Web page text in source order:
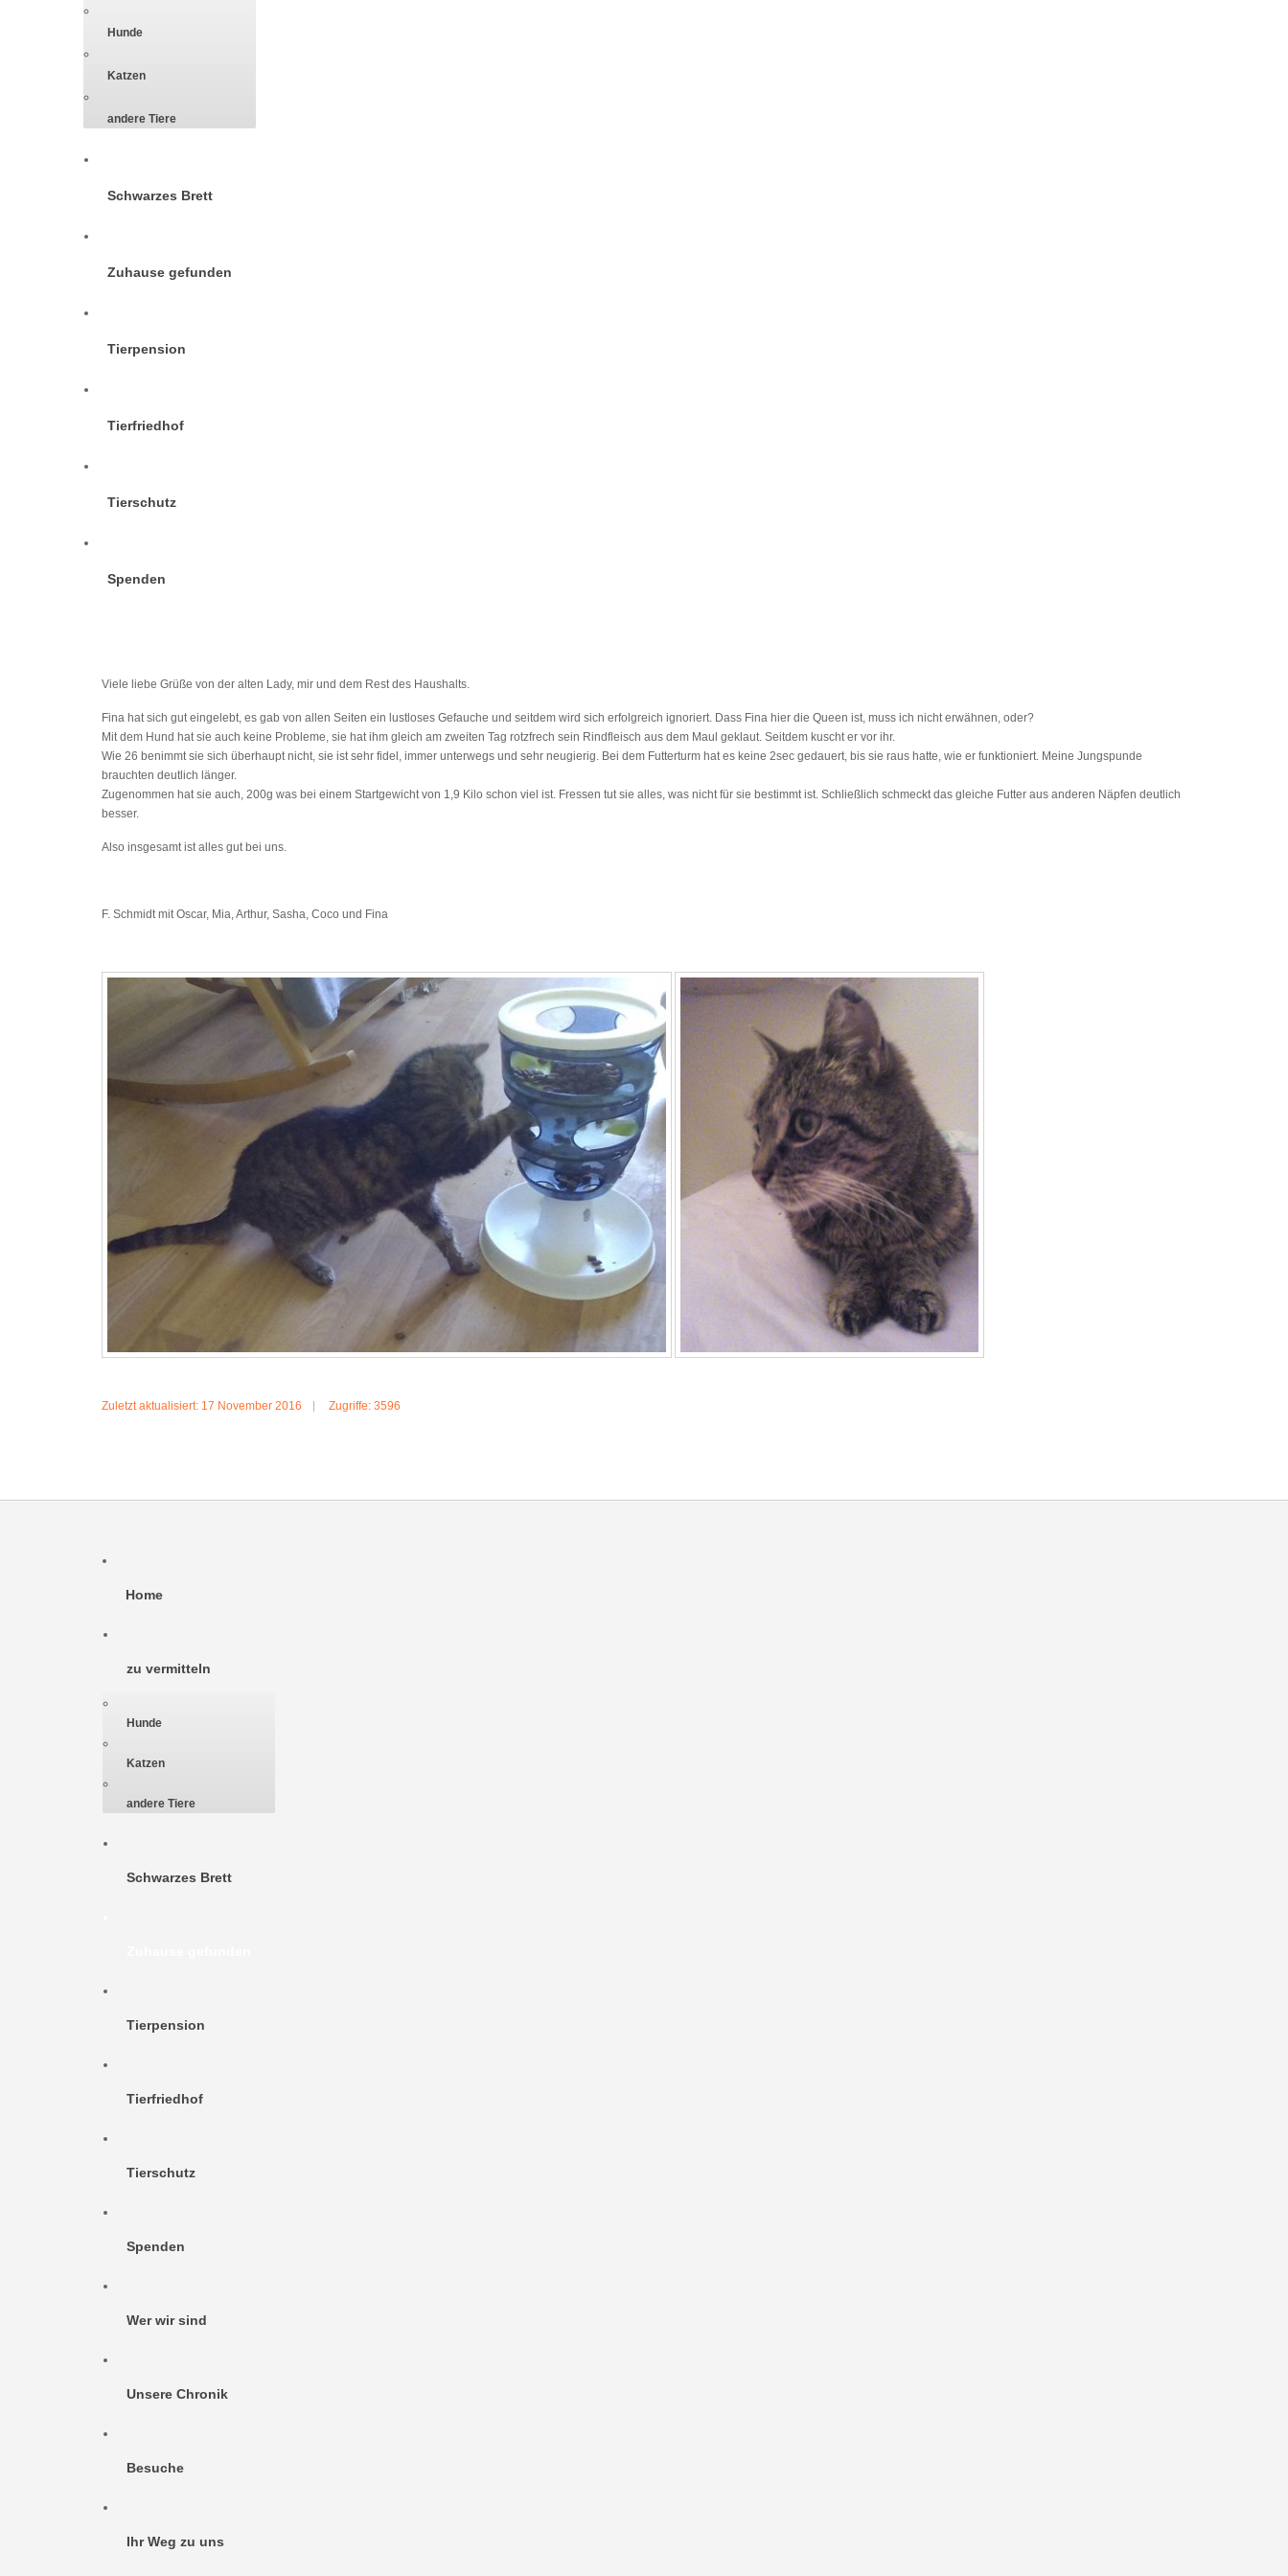
Hunde
Katzen
andere Tiere
Schwarzes Brett
Zuhause gefunden
Tierpension
Tierfriedhof
Tierschutz
Spenden
Viele liebe Grüße von der alten Lady, mir und dem Rest des Haushalts.
Fina hat sich gut eingelebt, es gab von allen Seiten ein lustloses Gefauche und seitdem wird sich erfolgreich ignoriert. Dass Fina hier die Queen ist, muss ich nicht erwähnen, oder?
Mit dem Hund hat sie auch keine Probleme, sie hat ihm gleich am zweiten Tag rotzfrech sein Rindfleisch aus dem Maul geklaut. Seitdem kuscht er vor ihr.
Wie 26 benimmt sie sich überhaupt nicht, sie ist sehr fidel, immer unterwegs und sehr neugierig. Bei dem Futterturm hat es keine 2sec gedauert, bis sie raus hatte, wie er funktioniert. Meine Jungspunde
brauchten deutlich länger.
Zugenommen hat sie auch, 200g was bei einem Startgewicht von 1,9 Kilo schon viel ist. Fressen tut sie alles, was nicht für sie bestimmt ist. Schließlich schmeckt das gleiche Futter aus anderen Näpfen deutlich
besser.
Also insgesamt ist alles gut bei uns.
F. Schmidt mit Oscar, Mia, Arthur, Sasha, Coco und Fina
Zuletzt aktualisiert: 17 November 2016 Zugriffe: 3596
Home
zu vermitteln
Hunde
Katzen
andere Tiere
Schwarzes Brett
Tierpension
Tierfriedhof
Tierschutz
Spenden
Wer wir sind
Unsere Chronik
Besuche
Ihr Weg zu uns